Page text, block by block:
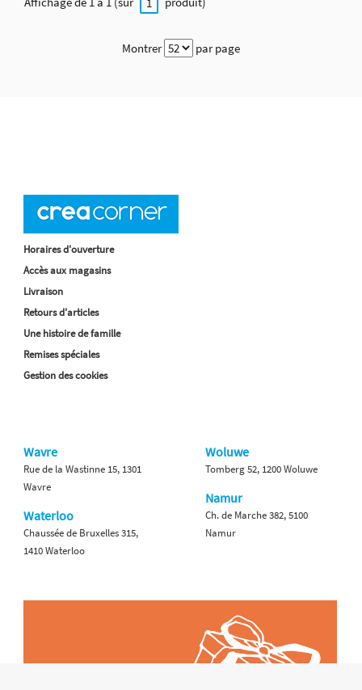
Montrer par page
Horaires d'ouverture
Accès aux magasins
Livraison
Retours d'articles
Une histoire de famille
Remises spéciales
Gestion des cookies
Wavre
Rue de la Wastinne 15, 1301
Wavre
Waterloo
Chaussée de Bruxelles 315,
1410 Waterloo
Woluwe
Tomberg 52, 1200 Woluwe
Namur
Ch. de Marche 382, 5100
Namur